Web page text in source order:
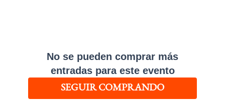
No se pueden comprar más
entradas para este evento
SEGUIR COMPRANDO